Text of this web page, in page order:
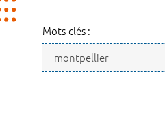
Mots-clés :